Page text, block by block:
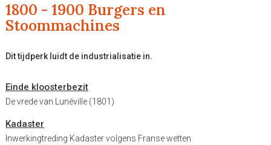
1800 - 1900 Burgers en
Stoommachines
Dit tijdperk luidt de industrialisatie in.
Einde kloosterbezit
De vrede van Lunéville (1801)
Kadaster
Inwerkingtreding Kadaster volgens Franse wetten